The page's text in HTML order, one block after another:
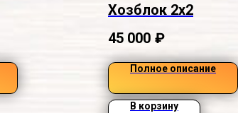
Хозблок 2х2
45 000 ₽
Полное описание
В корзину